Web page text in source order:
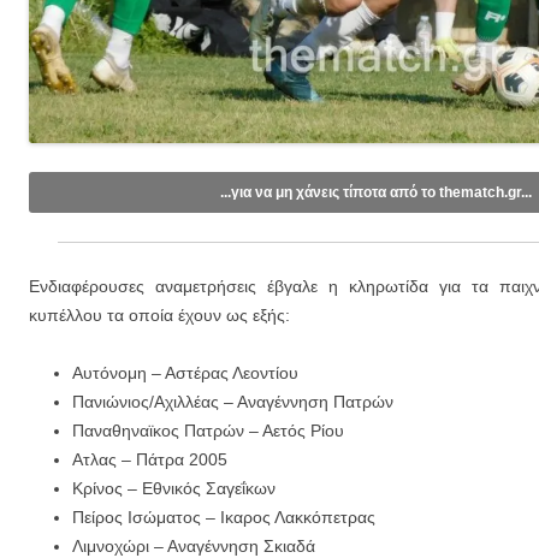
...για να μη χάνεις τίποτα από το thematch.gr...
Εγγραφείτε στο κανάλι μας στοYoutube.
Εγγραφείτε στις ενημερώσεις μέσω email (1 email/ημέρα):
Ενδιαφέρουσες αναμετρήσεις έβγαλε η κληρωτίδα για τα
κυπέλλου τα οποία έχουν ως εξής:
Αυτόνομη – Αστέρας Λεοντίου
Πανιώνιος/Αχιλλέας – Αναγέννηση Πατρών
Παναθηναϊκος Πατρών – Αετός Ρίου
Ατλας – Πάτρα 2005
Κρίνος – Εθνικός Σαγεΐκων
Πείρος Ισώματος – Ικαρος Λακκόπετρας
Λιμνοχώρι – Αναγέννηση Σκιαδά